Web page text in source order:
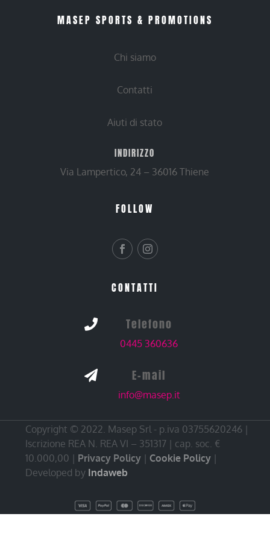
MASEP SPORTS & PROMOTIONS
Chi siamo
Contatti
Aiuti di stato
INDIRIZZO
Via Lampertico, 24 – 36016 Thiene
FOLLOW
CONTATTI
 Telefono
0445 360636
 E-mail
info@masep.it
Copyright © 2022. Masep Srl - p.iva 03755620246 |
Iscrizione REA N. REA VI – 351317 | cap. soc. €
10.000,00 | Privacy Policy | Cookie Policy |
Developed by Indaweb